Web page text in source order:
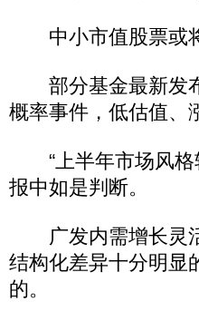
中小市值股票或将
部分基金最新发布
概率事件，低估值、
“上半年市场风格
报中如是判断。
广发内需增长灵活
结构化差异十分明显
的。